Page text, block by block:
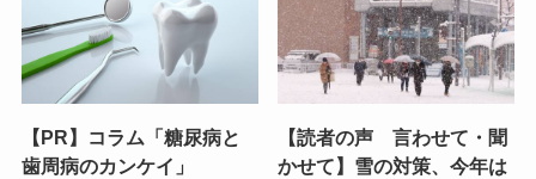
【PR】コラム「糖尿病と
歯周病のカンケイ」
【読者の声 言わせて・聞
かせて】雪の対策、今年は